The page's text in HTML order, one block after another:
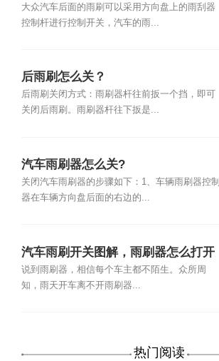
大众汽车后面的雨刷可以采用方向盘上的雨刮器
控制杆进行控制开关，汽车的雨...
后雨刷怎么关？
后雨刷关闭方式：雨刷器杆往前扳一个挡，即可
关闭后雨刷。雨刷器杆往下扳是...
汽车雨刷器怎么关?
关闭汽车雨刷器的步骤如下：1、车辆雨刷器控制
器在车辆方向盘后面的右边的...
汽车雨刷开关图解，雨刷器怎么打开
说到雨刷器，相信每个车主都不陌生。众所周
知，雨天开车离不开雨刷器...
热门阅读